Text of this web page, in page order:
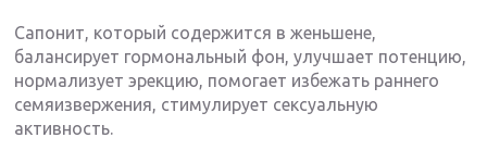
Сапонит, который содержится в женьшене,
балансирует гормональный фон, улучшает потенцию,
нормализует эрекцию, помогает избежать раннего
семяизвержения, стимулирует сексуальную
активность.